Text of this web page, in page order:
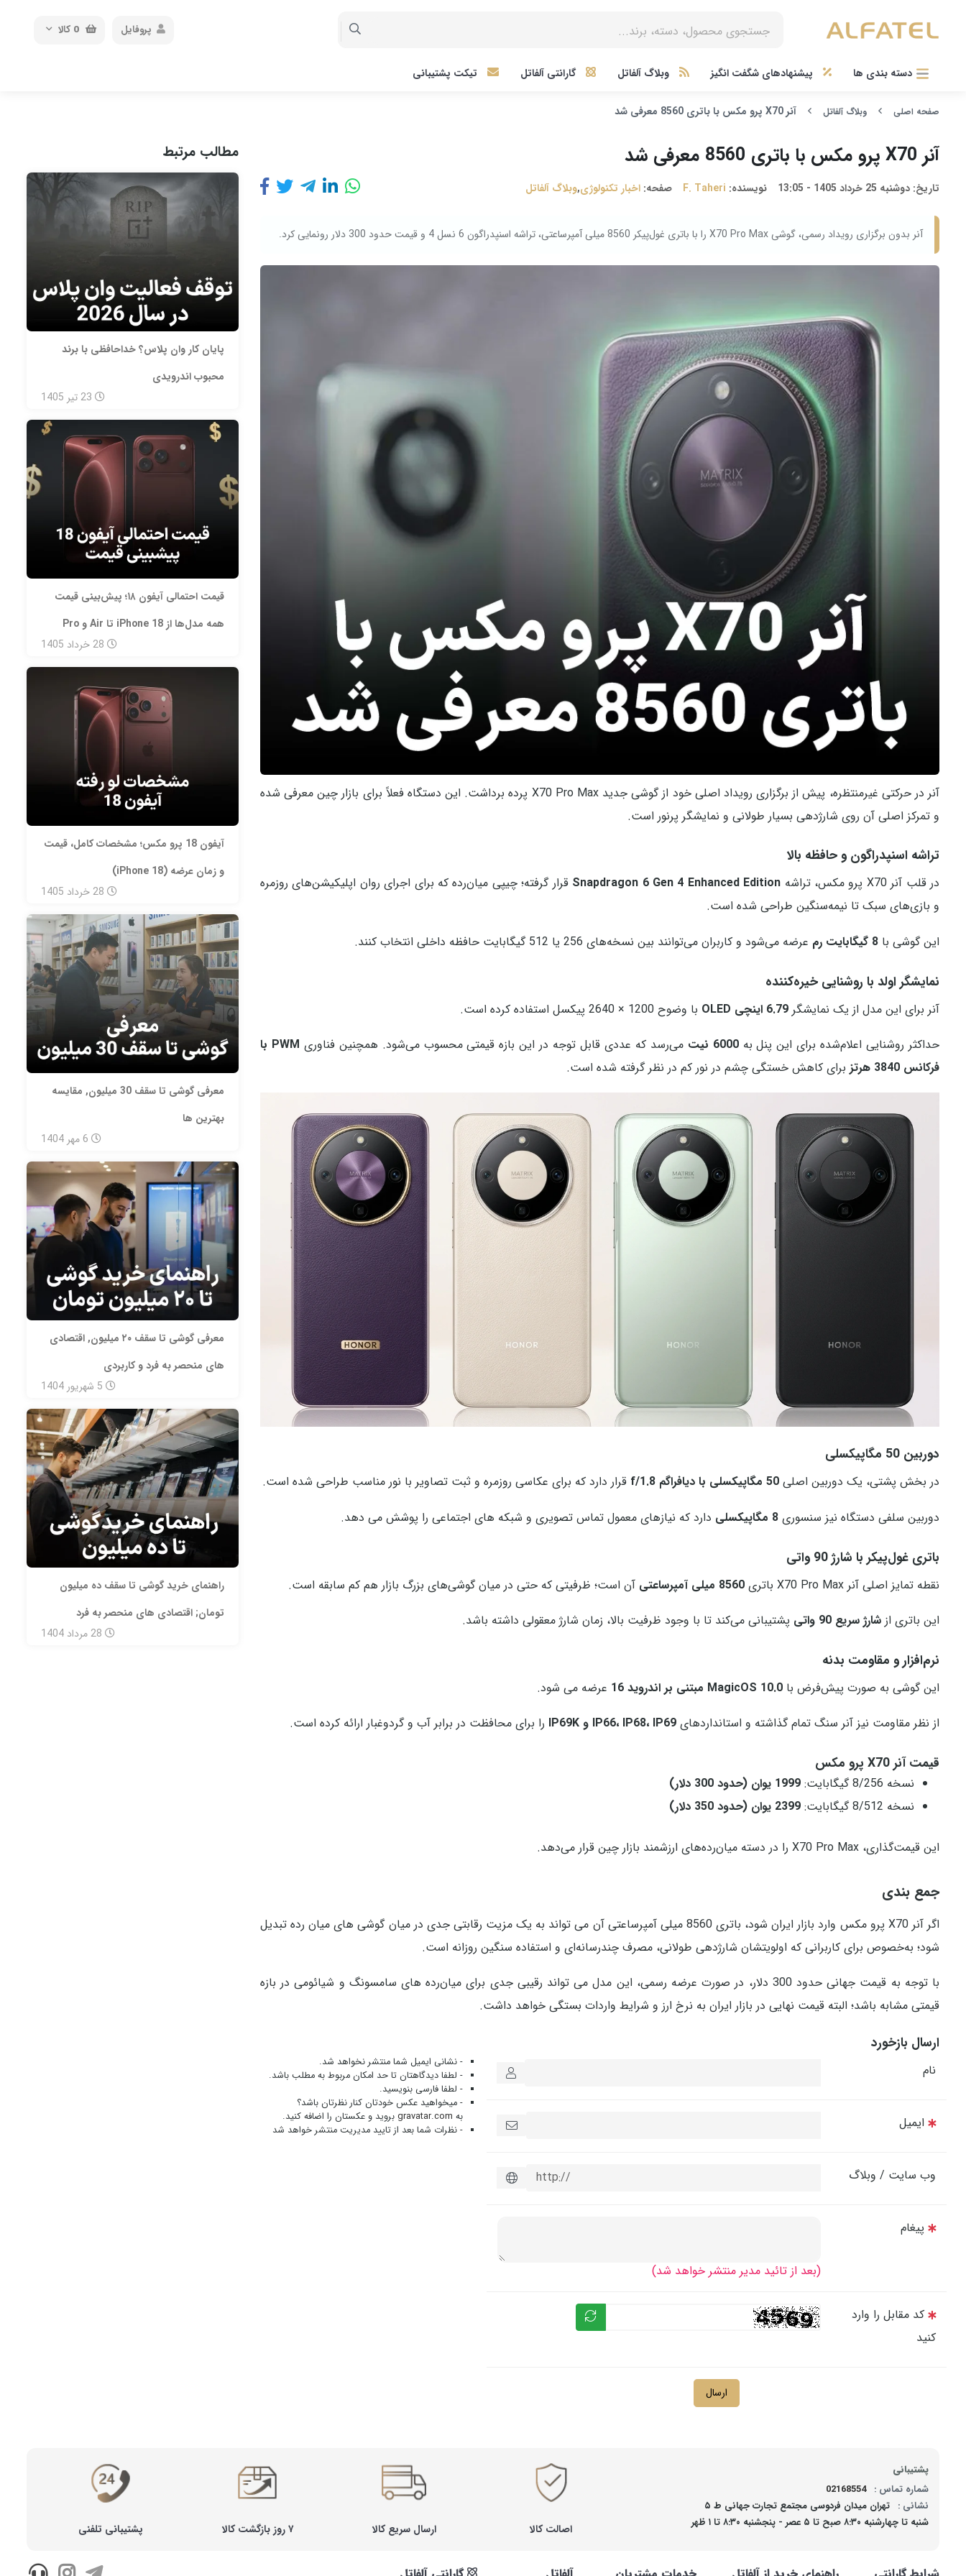
0 کالا پروفایل
دسته بندی ها پیشنهادهای شگفت انگیز وبلاگ آلفاتل گارانتی آلفاتل تیکت پشتیبانی
صفحه اصلی وبلاگ آلفاتل آنر X70 پرو مکس با باتری 8560 معرفی شد
آنر X70 پرو مکس با باتری 8560 معرفی شد
تاریخ: دوشنبه 25 خرداد 1405 - 13:05 نویسنده: F. Taheri صفحه: اخبار تکنولوژی,وبلاگ آلفاتل
آنر بدون برگزاری رویداد رسمی، گوشی X70 Pro Max را با باتری غول‌پیکر 8560 میلی‌ آمپرساعتی، تراشه اسنپدراگون 6 نسل 4 و قیمت حدود 300 دلار رونمایی کرد.
آنر در حرکتی غیرمنتظره، پیش از برگزاری رویداد اصلی خود از گوشی جدید X70 Pro Max پرده برداشت. این دستگاه فعلاً برای بازار چین معرفی شده
و تمرکز اصلی آن روی شارژدهی بسیار طولانی و نمایشگر پرنور است.
تراشه اسنپدراگون و حافظه بالا
در قلب آنر X70 پرو مکس، تراشه Snapdragon 6 Gen 4 Enhanced Edition قرار گرفته؛ چیپی میان‌رده که برای اجرای روان اپلیکیشن‌های روزمره
و بازی‌های سبک تا نیمه‌سنگین طراحی شده است.
این گوشی با 8 گیگابایت رم عرضه می‌شود و کاربران می‌توانند بین نسخه‌های 256 یا 512 گیگابایت حافظه داخلی انتخاب کنند.
نمایشگر اولد با روشنایی خیره‌کننده
آنر برای این مدل از یک نمایشگر 6.79 اینچی OLED
با وضوح 1200 × 2640 پیکسل استفاده کرده است.
حداکثر روشنایی اعلام‌شده برای این پنل به6000 نیت می‌رسد که عددی قابل توجه در این بازه قیمتی محسوب می‌شود. همچنین فناوری
PWM با
فرکانس 3840 هرتز
برای کاهش خستگی چشم در نور کم در نظر گرفته شده است.
دوربین 50 مگاپیکسلی
در بخش پشتی، یک دوربین اصلی 50 مگاپیکسلی با دیافراگم f/1.8
قرار دارد که برای عکاسی روزمره و ثبت تصاویر با نور مناسب طراحی شده است.
دوربین سلفی دستگاه نیز سنسوری 8 مگاپیکسلی دارد که نیازهای معمول تماس تصویری و شبکه های اجتماعی را پوشش می دهد.
باتری غول‌پیکر با شارژ 90 واتی
نقطه تمایز اصلی آنر X70 Pro Max باتری 8560 میلی‌ آمپرساعتی
آن است؛ ظرفیتی که حتی در میان گوشی‌های بزرگ بازار هم کم سابقه است.
این باتری از شارژ سریع 90 واتی پشتیبانی می‌کند تا با وجود ظرفیت بالا، زمان شارژ معقولی داشته باشد.
نرم‌افزار و مقاومت بدنه
این گوشی به صورت پیش‌فرض با MagicOS 10.0 مبتنی بر اندروید 16
عرضه می شود.
از نظر مقاومت نیز آنر سنگ‌ تمام گذاشته و استانداردهای IP66، IP68، IP69 و IP69K را برای محافظت در برابر آب و گردوغبار ارائه کرده است.
قیمت آنر X70 پرو مکس
نسخه 8/256 گیگابایت:
1999 یوان (حدود 300 دلار)
نسخه 8/512 گیگابایت:
2399 یوان (حدود 350 دلار)
این قیمت‌گذاری، X70 Pro Max را در دسته میان‌رده‌های ارزشمند بازار چین قرار می‌دهد.
جمع بندی
اگر آنر X70 پرو مکس وارد بازار ایران شود، باتری 8560 میلی‌ آمپرساعتی آن می تواند به یک مزیت رقابتی جدی در میان گوشی های میان رده تبدیل
شود؛ به‌خصوص برای کاربرانی که اولویتشان شارژدهی طولانی، مصرف چندرسانه‌ای و استفاده سنگین روزانه است.
با توجه به قیمت جهانی حدود 300 دلار، در صورت عرضه رسمی، این مدل می تواند رقیبی جدی برای میان‌رده‌ های سامسونگ و شیائومی در بازه
قیمتی مشابه باشد؛ البته قیمت نهایی در بازار ایران به نرخ ارز و شرایط واردات بستگی خواهد داشت.
ارسال بازخورد
نام
ایمیل
وب سایت / وبلاگ
پیغام
(بعد از تائید مدیر منتشر خواهد شد)
کد مقابل را وارد
کنید
ارسال
- نشانی ایمیل شما منتشر نخواهد شد.
- لطفا دیدگاهتان تا حد امکان مربوط به مطلب باشد.
- لطفا فارسی بنویسید.
- میخواهید عکس خودتان کنار نظرتان باشد؟
به gravatar.com بروید و عکستان را اضافه کنید.
- نظرات شما بعد از تایید مدیریت منتشر خواهد شد
مطالب مرتبط
پایان کار وان‌ پلاس؟ خداحافظی با برند
محبوب اندرویدی
23 تیر 1405
قیمت احتمالی آیفون ۱۸؛ پیش‌بینی قیمت
همه مدل‌ها از iPhone 18 تا Air و Pro
28 خرداد 1405
آیفون 18 پرو مکس؛ مشخصات کامل، قیمت
و زمان عرضه (iPhone 18)
28 خرداد 1405
معرفی گوشی تا سقف 30 میلیون, مقایسه
بهترین ها
6 مهر 1404
معرفی گوشی تا سقف ۲۰ میلیون, اقتصادی
های منحصر به فرد و کاربردی
5 شهریور 1404
راهنمای خرید گوشی تا سقف ده میلیون
تومان‌; اقتصادی های منحصر به فرد
28 مرداد 1404
پشتیبانی
شماره تماس : 02168554
نشانی : تهران میدان فردوسی مجتمع تجارت جهانی ط ۵
شنبه تا چهارشنبه ۸:۳۰ صبح تا ۵ عصر - پنجشنبه ۸:۳۰ تا ۱ ظهر
اصالت کالا ارسال سریع کالا ۷ روز بازگشت کالا پشتیبانی تلفنی